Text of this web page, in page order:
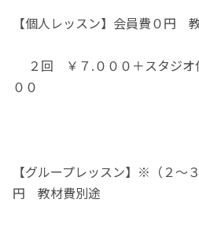
【個人レッスン】会員費０円
２回 ￥７.０００＋スタジオ
００
【グループレッスン】※（２～
円 教材費別途